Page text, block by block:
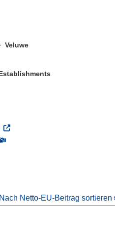
Veluwe
in neuem Fenster)
(öffnet in neuem Fenster)
in neuem Fenster)
Nach Netto-EU-Beitrag sortieren